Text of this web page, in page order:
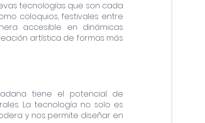
tecnologías que son cada
coloquios, festivales entre
accesible en dinámicas
artística de formas más
tiene el potencial de
La tecnología no solo es
y nos permite diseñar en